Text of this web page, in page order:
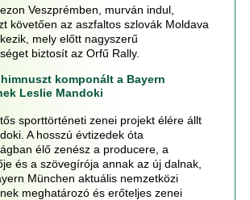
Veszprémben, murván indul,
követően az aszfaltos szlovák Moldava
mely előtt nagyszerű
biztosít az Orfű Rally.
komponált a Bayern
Leslie Mandoki
sporttörténeti zenei projekt élére állt
A hosszú évtizedek óta
élő zenész a producere, a
és a szövegírója annak az új dalnak,
München aktuális nemzetközi
meghatározó és erőteljes zenei